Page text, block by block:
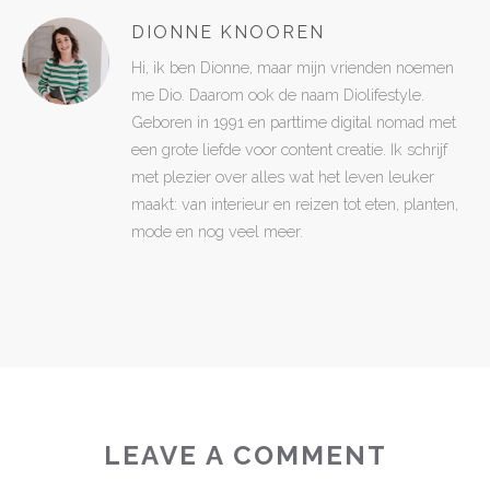
DIONNE KNOOREN
Hi, ik ben Dionne, maar mijn vrienden noemen
me Dio. Daarom ook de naam Diolifestyle.
Geboren in 1991 en parttime digital nomad met
een grote liefde voor content creatie. Ik schrijf
met plezier over alles wat het leven leuker
maakt: van interieur en reizen tot eten, planten,
mode en nog veel meer.
LEAVE A COMMENT